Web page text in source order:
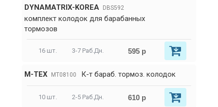
DYNAMATRIX-KOREA DBS592
комплект колодок для барабанных
тормозов
16 шт. 3-7 Раб.Дн. 595 р
M-TEX MT08100 К-т бараб. тормоз. колодок
10 шт. 2-5 Раб.Дн. 610 р